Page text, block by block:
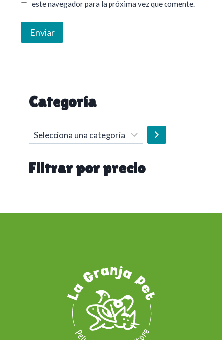
este navegador para la próxima vez que comente.
Categoría
Selecciona
una
Filtrar por precio